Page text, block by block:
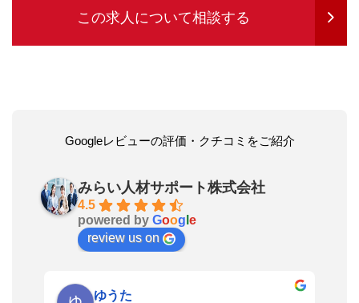
この求人について相談する
Googleレビューの評価・クチコミをご紹介
みらい人材サポート株式会社
4.5
powered by Goog e
review us on
ゆうた